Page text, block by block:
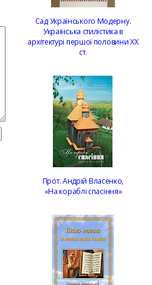
Сад Українського Модерну.
Українська стилістика в
архітектурі першої половини ХХ
ст.
Прот. Андрій Власенко,
«На кораблі спасіння»